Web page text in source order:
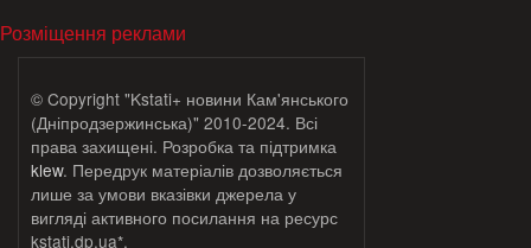
Розміщення реклами
© Copyright "Kstati+ новини Кам'янського
(Дніпродзержинська)" 2010-2024. Всі
права захищені. Розробка та підтримка
klew. Передрук матеріалів дозволяється
лише за умови вказівки джерела у
вигляді активного посилання на ресурс
kstati.dp.ua*.